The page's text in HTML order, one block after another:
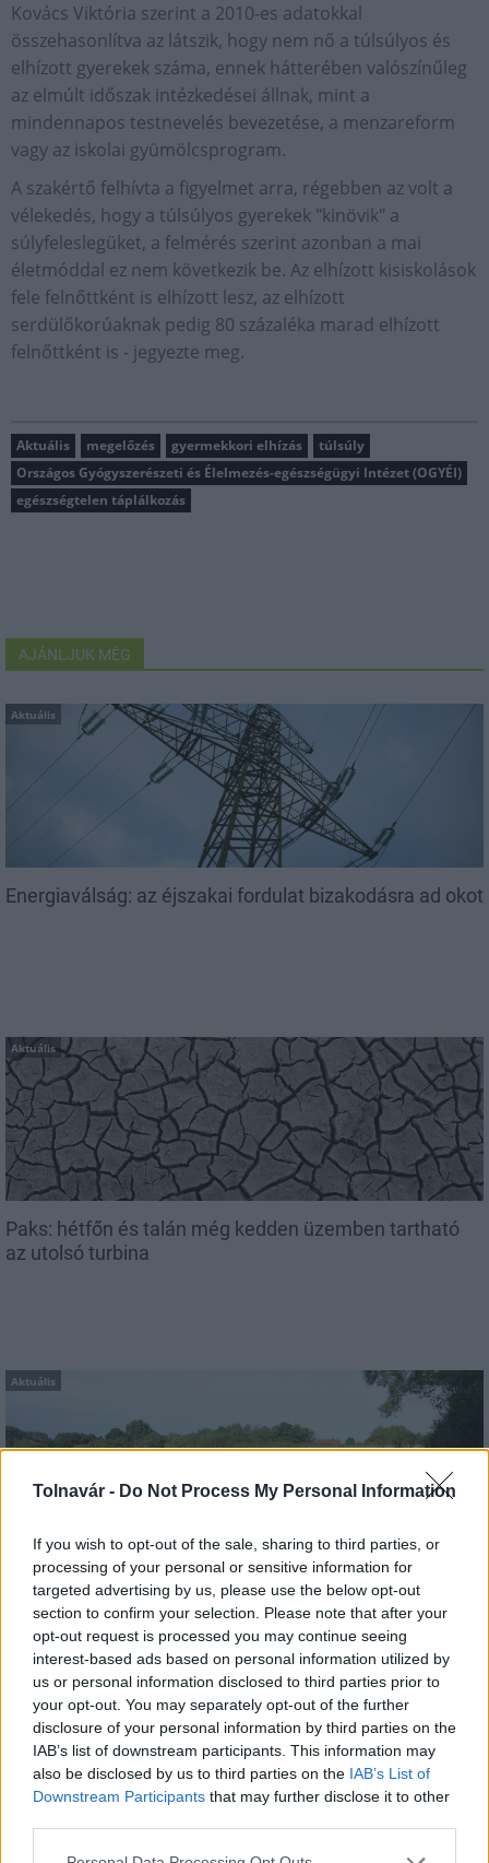
Tolnavár - Do Not Process My Personal Information
If you wish to opt-out of the sale, sharing to third parties, or
processing of your personal or sensitive information for
targeted advertising by us, please use the below opt-out
section to confirm your selection. Please note that after your
opt-out request is processed you may continue seeing
interest-based ads based on personal information utilized by
us or personal information disclosed to third parties prior to
your opt-out. You may separately opt-out of the further
disclosure of your personal information by third parties on the
IAB’s list of downstream participants. This information may
also be disclosed by us to third parties on the IAB’s List of
Downstream Participants that may further disclose it to other
Please note that this website/app uses one or more Google
Kovács Viktória szerint a 2010-es adatokkal
összehasonlítva az látszik, hogy nem nő a túlsúlyos és
elhízott gyerekek száma, ennek hátterében valószínűleg
az elmúlt időszak intézkedései állnak, mint a
mindennapos testnevelés bevezetése, a menzareform
vagy az iskolai gyümölcsprogram.
A szakértő felhívta a figyelmet arra, régebben az volt a
vélekedés, hogy a túlsúlyos gyerekek "kinövik" a
súlyfeleslegüket, a felmérés szerint azonban a mai
életmóddal ez nem következik be. Az elhízott kisiskolások
fele felnőttként is elhízott lesz, az elhízott
serdülőkorúaknak pedig 80 százaléka marad elhízott
felnőttként is - jegyezte meg.
Aktuális megelőzés gyermekkori elhízás
túlsúly
Országos Gyógyszerészeti és Élelmezés-egészségügyi Intézet (OGYÉI)
egészségtelen táplálkozás
AJÁNLJUK MÉG
Aktuális
Energiaválság: az éjszakai fordulat bizakodásra ad okot
Aktuális
Paks: hétfőn és talán még kedden üzemben tartható
az utolsó turbina
Aktuális
Az atomerőmű egyetlen hatása a környezetre, hogy a
Duna vizét némileg felmelegíti
MAGYAR ÉPÍTŐK